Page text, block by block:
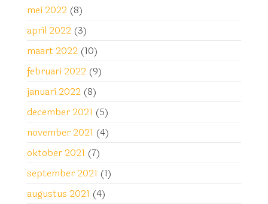
mei 2022 (8)
april 2022 (3)
maart 2022 (10)
februari 2022 (9)
januari 2022 (8)
december 2021 (5)
november 2021 (4)
oktober 2021 (7)
september 2021 (1)
augustus 2021 (4)